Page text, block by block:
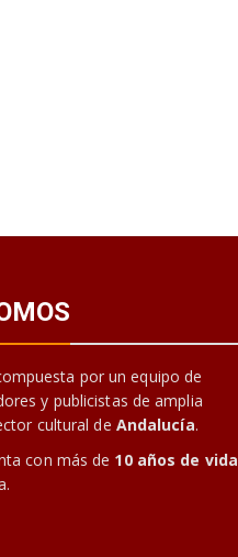
por un equipo de
y publicistas de amplia
cultural de Andalucía.
con más de 10 años de vida